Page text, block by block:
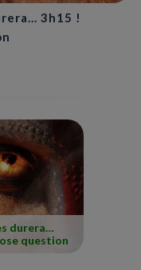
3h15 !
durera…
question